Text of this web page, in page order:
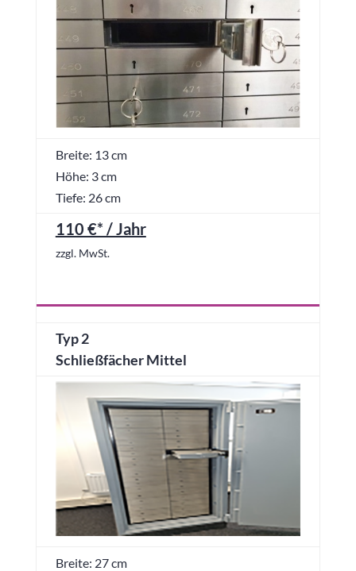
Breite: 13 cm
Höhe: 3 cm
Tiefe: 26 cm
110 €* / Jahr
zzgl. MwSt.
Typ 2
Schließfächer Mittel
Breite: 27 cm